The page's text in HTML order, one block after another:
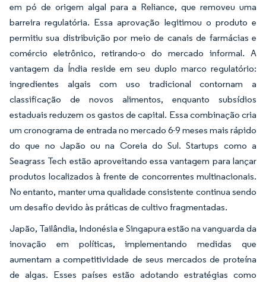
em pó de origem algal para a Reliance, que removeu uma
barreira regulatória. Essa aprovação legitimou o produto e
permitiu sua distribuição por meio de canais de farmácias e
comércio eletrônico, retirando-o do mercado informal. A
vantagem da Índia reside em seu duplo marco regulatório:
ingredientes algais com uso tradicional contornam a
classificação de novos alimentos, enquanto subsídios
estaduais reduzem os gastos de capital. Essa combinação cria
um cronograma de entrada no mercado 6-9 meses mais rápido
do que no Japão ou na Coreia do Sul. Startups como a
Seagrass Tech estão aproveitando essa vantagem para lançar
produtos localizados à frente de concorrentes multinacionais.
No entanto, manter uma qualidade consistente continua sendo
um desafio devido às práticas de cultivo fragmentadas.
Japão, Tailândia, Indonésia e Singapura estão na vanguarda da
inovação em políticas, implementando medidas que
aumentam a competitividade de seus mercados de proteína
de algas. Esses países estão adotando estratégias como